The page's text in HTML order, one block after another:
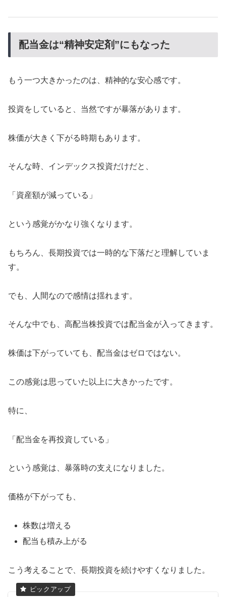
配当金は“精神安定剤”にもなった
もう一つ大きかったのは、精神的な安心感です。
投資をしていると、当然ですが暴落があります。
株価が大きく下がる時期もあります。
そんな時、インデックス投資だけだと、
「資産額が減っている」
という感覚がかなり強くなります。
もちろん、長期投資では一時的な下落だと理解していま
す。
でも、人間なので感情は揺れます。
そんな中でも、高配当株投資では配当金が入ってきます。
株価は下がっていても、配当金はゼロではない。
この感覚は思っていた以上に大きかったです。
特に、
「配当金を再投資している」
という感覚は、暴落時の支えになりました。
価格が下がっても、
株数は増える
配当も積み上がる
こう考えることで、長期投資を続けやすくなりました。